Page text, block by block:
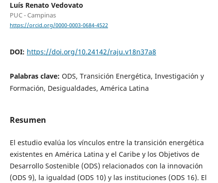
Luís Renato Vedovato
PUC - Campinas
https://orcid.org/0000-0003-0684-4522
DOI: https://doi.org/10.24142/raju.v18n37a8
Palabras clave: ODS, Transición Energética, Investigación y
Formación, Desigualdades, América Latina
Resumen
El estudio evalúa los vínculos entre la transición energética
existentes en América Latina y el Caribe y los Objetivos de
Desarrollo Sostenible (ODS) relacionados con la innovación
(ODS 9), la igualdad (ODS 10) y las instituciones (ODS 16). El